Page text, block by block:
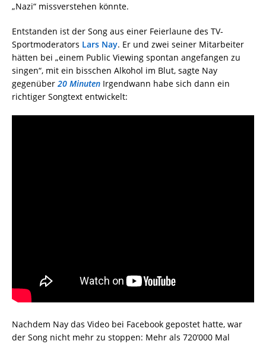
„Nazi“ missverstehen könnte.
Entstanden ist der Song aus einer Feierlaune des TV-
Sportmoderators Lars Nay. Er und zwei seiner Mitarbeiter
hätten bei „einem Public Viewing spontan angefangen zu
singen“, mit ein bisschen Alkohol im Blut, sagte Nay
gegenüber 20 Minuten Irgendwann habe sich dann ein
richtiger Songtext entwickelt:
Nachdem Nay das Video bei Facebook gepostet hatte, war
der Song nicht mehr zu stoppen: Mehr als 720’000 Mal